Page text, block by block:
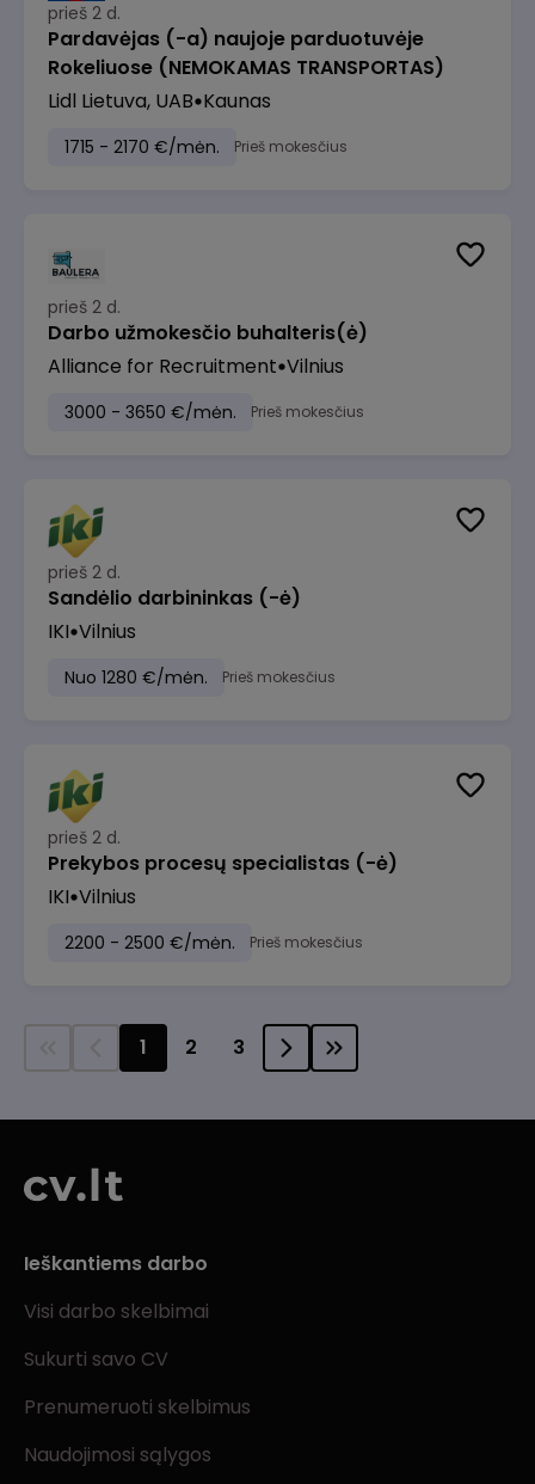
prieš 2 d.
Pardavėjas (-a) naujoje parduotuvėje
Rokeliuose (NEMOKAMAS TRANSPORTAS)
Lidl Lietuva, UAB Kaunas
1715 - 2170 €/mėn. Prieš mokesčius
prieš 2 d.
Darbo užmokesčio buhalteris(ė)
Alliance for Recruitment Vilnius
3000 - 3650 €/mėn. Prieš mokesčius
prieš 2 d.
Sandėlio darbininkas (-ė)
IKI Vilnius
Nuo 1280 €/mėn. Prieš mokesčius
prieš 2 d.
Prekybos procesų specialistas (-ė)
IKI Vilnius
2200 - 2500 €/mėn. Prieš mokesčius
1 2 3
Ieškantiems darbo
Visi darbo skelbimai
Sukurti savo CV
Prenumeruoti skelbimus
Naudojimosi sąlygos